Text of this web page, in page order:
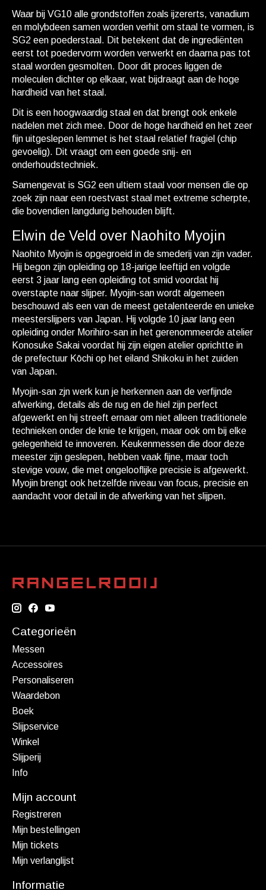
Waar bij VG10 alle grondstoffen zoals ijzererts, vanadium
en molybdeen samen worden verhit om staal te vormen, is
SG2 een poederstaal. Dit betekent dat de ingrediënten
eerst tot poedervorm worden verwerkt en daarna pas tot
staal worden gesmolten. Door dit proces liggen de
moleculen dichter op elkaar, wat bijdraagt aan de hoge
hardheid van het staal.
Dit is een hoogwaardig staal en dat brengt ook enkele
nadelen met zich mee. Door de hoge hardheid en het zeer
fijn uitgeslepen lemmet is het staal relatief fragiel (chip
gevoelig). Dit vraagt om een goede snij- en
onderhoudstechniek.
Samengevat is SG2 een ultiem staal voor mensen die op
zoek zijn naar een roestvast staal met extreme scherpte,
die bovendien langdurig behouden blijft.
Elwin de Veld over Naohito Myojin
Naohito Myojin is opgegroeid in de smederij van zijn vader.
Hij begon zijn opleiding op 18-jarige leeftijd en volgde
eerst 3 jaar lang een opleiding tot smid voordat hij
overstapte naar slijper. Myojin-san wordt algemeen
beschouwd als een van de meest getalenteerde en unieke
meesterslijpers van Japan. Hij volgde 10 jaar lang een
opleiding onder Morihiro-san in het gerenommeerde atelier
Konosuke Sakai voordat hij zijn eigen atelier oprichtte in
de prefectuur Kōchi op het eiland Shikoku in het zuiden
van Japan.
Myojin-san zjn werk kun je herkennen aan de verfijnde
afwerking, details als de rug en de hiel zijn perfect
afgewerkt en hij streeft ernaar om niet alleen traditionele
technieken onder de knie te krijgen, maar ook om bij elke
gelegenheid te innoveren. Keukenmessen die door deze
meester zijn geslepen, hebben vaak fijne, maar toch
stevige vouw, die met ongelooflijke precisie is afgewerkt.
Myojin brengt ook hetzelfde niveau van focus, precisie en
aandacht voor detail in de afwerking van het slijpen.
Categorieën
Messen
Accessoires
Personaliseren
Waardebon
Boek
Slijpservice
Winkel
Slijperij
Info
Mijn account
Registreren
Mijn bestellingen
Mijn tickets
Mijn verlanglijst
Informatie